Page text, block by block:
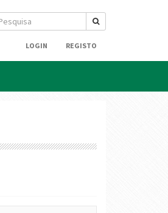
LOGIN REGISTO